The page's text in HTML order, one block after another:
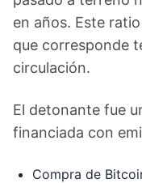
en años. Este
que corresponde
circulación.
El detonante fue
financiada con
Compra de